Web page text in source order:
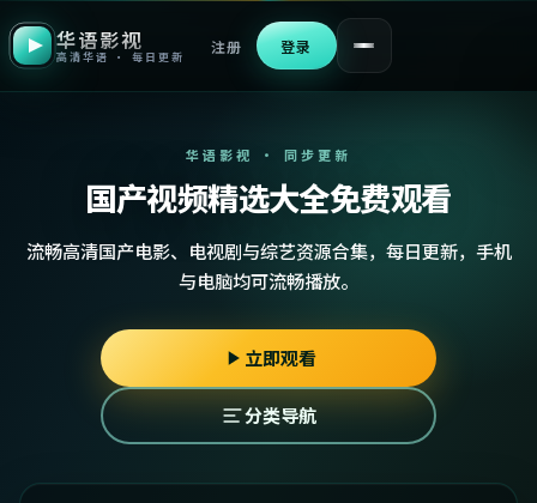
华语影视
高清华语 · 每日更新
注册 登录
华语影视 · 同步更新
国产视频精选大全免费观看
流畅高清国产电影、电视剧与综艺资源合集，每日更新，手机
与电脑均可流畅播放。
立即观看
分类导航